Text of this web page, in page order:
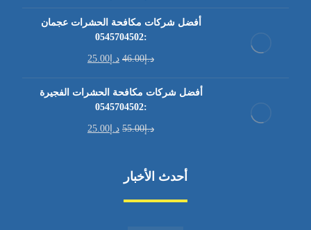
أفضل شركات مكافحة الحشرات عجمان
:0545704502
د.إ46.00 د.إ 25.00
أفضل شركات مكافحة الحشرات الفجيرة
:0545704502
د.إ55.00 د.إ 25.00
أحدث الأخبار